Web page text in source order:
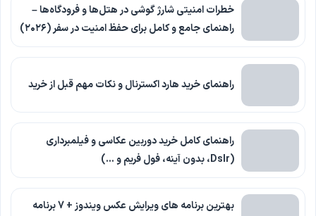
خطرات امنیتی شارژ گوشی در هتل‌ها و فرودگاه‌ها –
راهنمای جامع و کامل برای حفظ امنیت در سفر (۲۰۲۶)
راهنمای خرید هارد اکسترنال و نکات مهم قبل از خرید
راهنمای کامل خرید دوربین عکاسی و فیلمبرداری
(Dslr، بدون آینه، فول فریم و …)
بهترین برنامه های ویرایش عکس ویندوز + 7 برنامه